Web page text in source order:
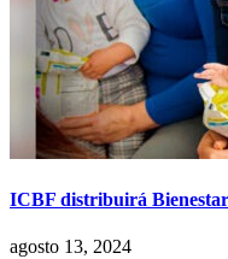
ICBF distribuirá
agosto 13, 2024